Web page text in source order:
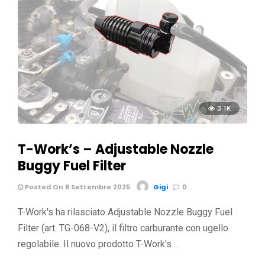
3.1K
T-Work’s – Adjustable Nozzle
Buggy Fuel Filter
Posted On 8 Settembre 2025 Gigi 0
T-Work's ha rilasciato Adjustable Nozzle Buggy Fuel
Filter (art. TG-068-V2), il filtro carburante con ugello
regolabile. Il nuovo prodotto T-Work's …